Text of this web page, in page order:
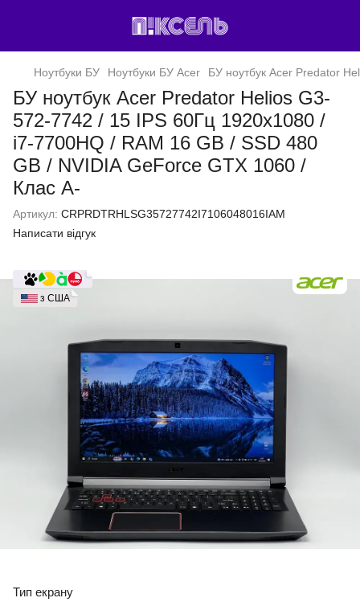
Ноутбуки БУ Ноутбуки БУ Acer БУ ноутбук Acer Predator
БУ ноутбук Acer Predator Helios G3-
572-7742 / 15 IPS 60Гц 1920x1080 /
i7-7700HQ / RAM 16 GB / SSD 480
GB / NVIDIA GeForce GTX 1060 /
Клас A-
Артикул: CRPRDTRHLSG35727742I7106048016IAM
Написати відгук
з США
Тип екрану